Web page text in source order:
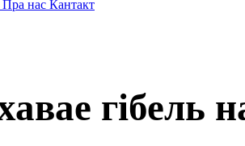
Пра нас Кантакт
гібель